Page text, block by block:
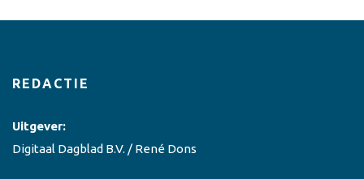
REDACTIE
Uitgever:
Digitaal Dagblad B.V. / René Dons